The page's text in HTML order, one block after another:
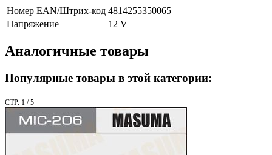
Номер EAN/Штрих-код 4814255350065
Напряжение
12 V
Аналогичные товары
Популярные товары в этой категории:
СТР. 1 / 5